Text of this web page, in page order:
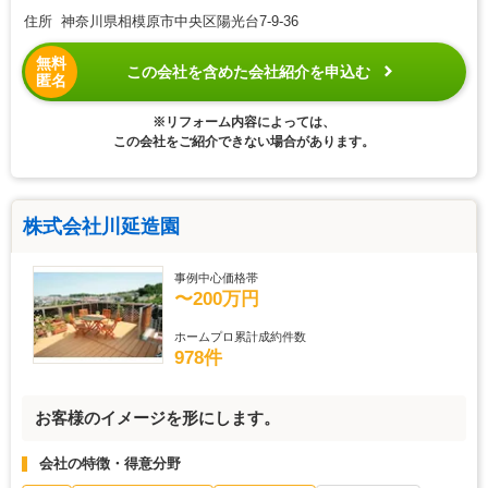
住所 神奈川県相模原市中央区陽光台7-9-36
無料
匿名
この会社を含めた会社紹介を申込む
※リフォーム内容によっては、
この会社をご紹介できない場合があります。
株式会社川延造園
事例中心価格帯
〜200万円
ホームプロ累計成約件数
978件
お客様のイメージを形にします。
会社の特徴・得意分野